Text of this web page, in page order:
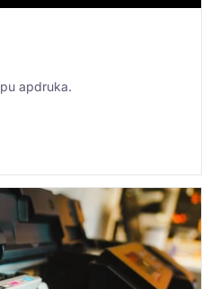
apdruka.